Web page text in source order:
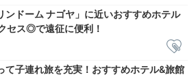
ンドーム ナゴヤ」に近いおすすめホテル
セス◎で遠征に便利！
て子連れ旅を充実！おすすめホテル&旅館